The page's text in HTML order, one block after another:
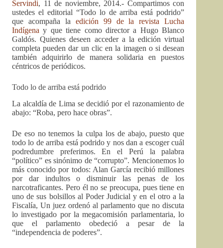
Servindi, 11 de noviembre, 2014.- Compartimos con
ustedes el editorial “Todo lo de arriba está podrido”
que acompaña la edición 99 de la revista Lucha
Indígena y que tiene como director a Hugo Blanco
Galdós. Quienes deseen acceder a la edición virtual
completa pueden dar un clic en la imagen o si desean
también adquirirlo de manera solidaria en puestos
céntricos de periódicos.
Todo lo de arriba está podrido
La alcaldía de Lima se decidió por el razonamiento de
abajo: “Roba, pero hace obras”.
De eso no tenemos la culpa los de abajo, puesto que
todo lo de arriba está podrido y nos dan a escoger cuál
podredumbre preferimos. En el Perú la palabra
“político” es sinónimo de “corrupto”. Mencionemos lo
más conocido por todos: Alan García recibió millones
por dar indultos o disminuir las penas de los
narcotraficantes. Pero él no se preocupa, pues tiene en
uno de sus bolsillos al Poder Judicial y en el otro a la
Fiscalía, Un juez ordenó al parlamento que no discuta
lo investigado por la megacomisión parlamentaria, lo
que el parlamento obedeció a pesar de la
“independencia de poderes”.